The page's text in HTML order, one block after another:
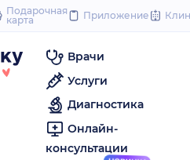
to
Подарочная
карта
Приложение
Врачи
Услуги
Диагностика
Онлайн-
консультации